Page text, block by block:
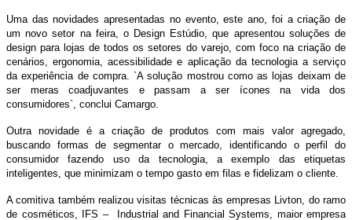
Uma das novidades apresentadas no evento, este ano, foi a criação de
um novo setor na feira, o Design Estúdio, que apresentou soluções de
design para lojas de todos os setores do varejo, com foco na criação de
cenários, ergonomia, acessibilidade e aplicação da tecnologia a serviço
da experiência de compra. `A solução mostrou como as lojas deixam de
ser meras coadjuvantes e passam a ser ícones na vida dos
consumidores`, conclui Camargo.
Outra novidade é a criação de produtos com mais valor agregado,
buscando formas de segmentar o mercado, identificando o perfil do
consumidor fazendo uso da tecnologia, a exemplo das etiquetas
inteligentes, que minimizam o tempo gasto em filas e fidelizam o cliente.
A comitiva também realizou visitas técnicas às empresas Livton, do ramo
de cosméticos, IFS – Industrial and Financial Systems, maior empresa